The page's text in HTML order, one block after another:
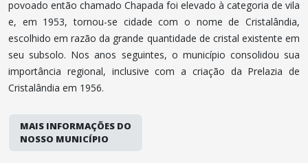
escolhido em razão da grande quantidade de cristal existente em
seu subsolo. Nos anos seguintes, o município consolidou sua
importância regional, inclusive com a criação da Prelazia de
Cristalândia em 1956.
NOSSO MUNICÍPIO